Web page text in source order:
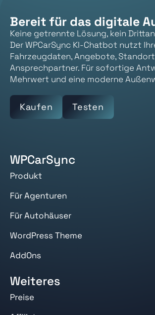
Bereit für das digitale
Keine getrennte Lösung, kein
Der WPCarSync KI-Chatbot nutzt
Fahrzeugdaten, Angebote,
Ansprechpartner. Für sofortige
Mehrwert und eine moderne
Kaufen Testen
WPCarSync
Produkt
Für Agenturen
Für Autohäuser
WordPress Theme
AddOns
Weiteres
Preise